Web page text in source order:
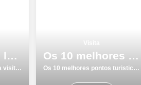
Os 9 melhores locais para visitar na Costa da Caparica
Os 9 melhores locais para visitar na Costa da Caparica
Os 10 melhores pontos turisticos para visitar em Monumentos Portalegre
Os 10 melhores pontos turisticos para visitar em Monumentos Portalegre